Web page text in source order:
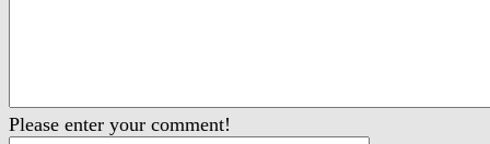
Please enter your comment!